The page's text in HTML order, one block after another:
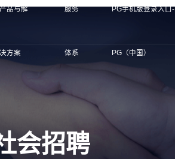
产品与解
决方案
服务
体系
PG手机版登录入口
PG（中国）
会招聘